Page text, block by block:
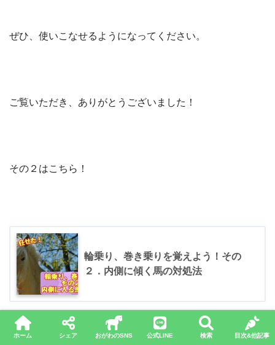
ぜひ、使いこなせるようになってください。
ご覧いただき、ありがとうございました！
その２はこちら！
輪乗り、巻き乗りを覚えよう！その
２．内側に傾く馬の対処法
ホーム シェア おがわのSNS 公式LINE 検索 目次&他記事